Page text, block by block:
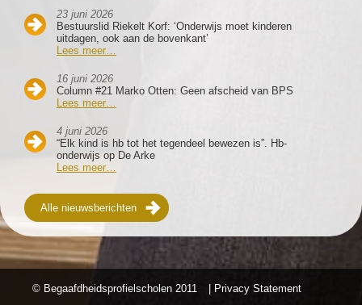
23 juni 2026
Bestuurslid Riekelt Korf: ‘Onderwijs moet kinderen
uitdagen, ook aan de bovenkant’
Lees meer…
16 juni 2026
Column #21 Marko Otten: Geen afscheid van BPS
Lees meer…
4 juni 2026
“Elk kind is hb tot het tegendeel bewezen is”. Hb-
onderwijs op De Arke
Lees meer…
Alle nieuwsberichten
© Begaafdheidsprofielscholen 2011 | Privacy Statement